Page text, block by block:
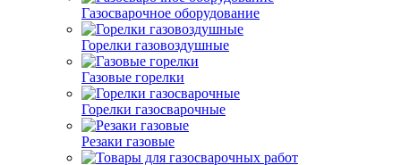
Газосварочное оборудование
Горелки газовоздушные
Газовые горелки
Горелки газосварочные
Резаки газовые